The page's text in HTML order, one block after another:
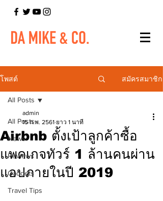
โพสต์ สมัครสมาชิก
All Posts
News
Reviews
Gadgets
Travel Tips
All Posts
Airbnb ตั้งเป้าลูกค้าซื้อ
แพคเกจทัวร์ 1 ล้านคนผ่าน
แอปภายในปี 2019
admin
15 ก.พ. 2561 ยาว 1 นาที